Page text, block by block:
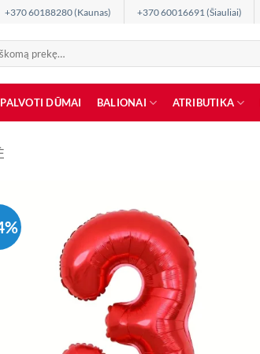
+370 60188280 (Kaunas) +370 60016691 (Šiauliai)
DŪMAI BALIONAI ATRIBUTIKA